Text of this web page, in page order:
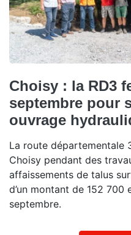
Choisy : la RD3
septembre pour
ouvrage
La route départementale
Choisy pendant des
affaissements de talus
d’un montant de 152 700
septembre.